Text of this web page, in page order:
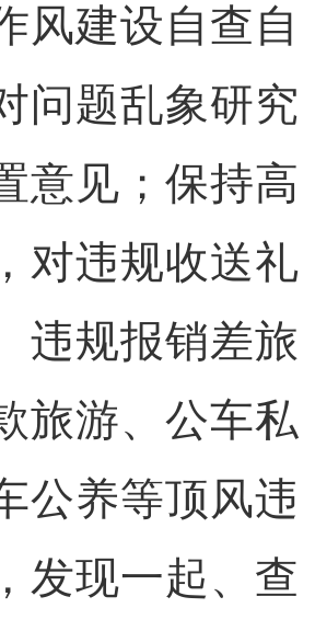
风建设自查自
问题乱象研究
意见；保持高
对违规收送礼
违规报销差旅
旅游、公车私
公养等顶风违
发现一起、查